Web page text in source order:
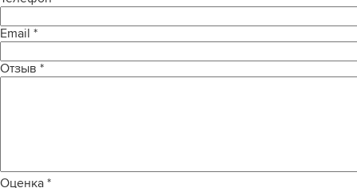
Email *
Отзыв *
Оценка *